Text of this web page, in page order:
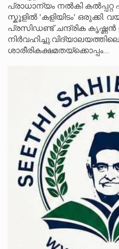
പ്രാധാന്യം നൽകി
സ്കൂ‌ളിൽ 'കളിയിടം'
പ്രസിഡണ്ട് ചന്ദ്രിക കൃഷ്ണൻ
നിർവഹിച്ചു.വിദ്യാലയത്തിലെ
ശാരീരികക്ഷമതയ്‌ക്കൊപ്പം…